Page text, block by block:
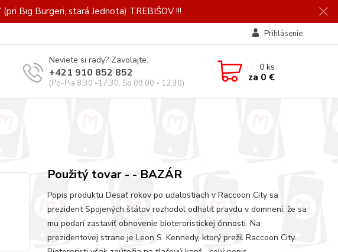
(pri Big Burgeri, stará Jednota) TREBIŠOV !!!
Prihlásenie
Neviete si rady? Zavolajte.
+421 910 852 852
(Po-Pia 8:30 -17:30, So 09:00 - 12:30)
0ks
za 0 €
Použitý tovar - - BAZÁR
Popis produktu Desať rokov po udalostiach v Raccoon City sa
prezident Spojených štátov rozhodol odhaliť pravdu v domnení, že sa
mu podarí zastaviť obnovenie bioteroristickej činnosti. Na
prezidentovej strane je Leon S. Kennedy, ktorý prežil Raccoon City.